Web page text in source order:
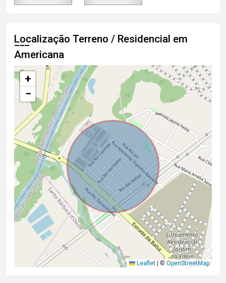
Localização Terreno / Residencial em
Americana
+
−
Leaflet ©OpenStreetMap